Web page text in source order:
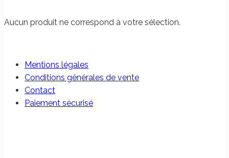
Aucun produit ne correspond à votre sélection.
Mentions légales
Conditions générales de vente
Contact
Paiement sécurisé